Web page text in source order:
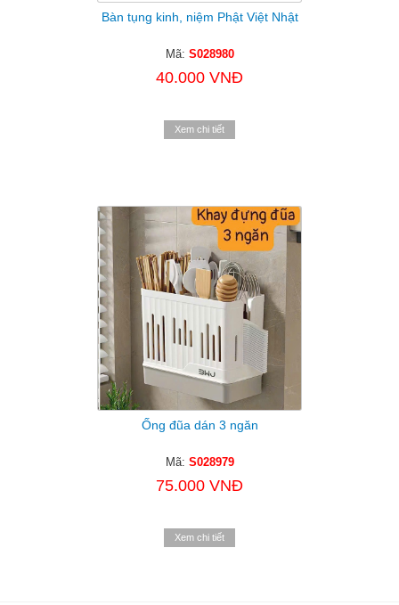
Bàn tụng kinh, niệm Phật Việt Nhật
Mã: S028980
40.000 VNĐ
Xem chi tiết
Ống đũa dán 3 ngăn
Mã: S028979
75.000 VNĐ
Xem chi tiết